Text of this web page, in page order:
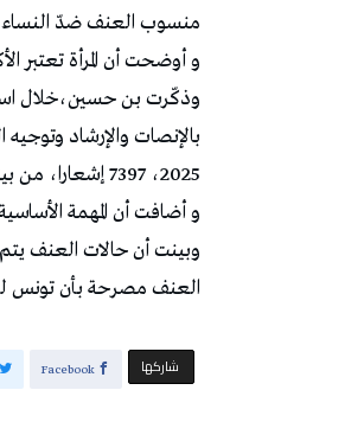
منسوب العنف ضدّ النساء
و أوضحت أن المرأة تعتبر
2025، 7397 إشعارا، من بينها 4485 إشعارا يتعلق بالعنف ضد المرأة.
و أضافت أن المهمة
وبينت أن حالات العنف
العنف مصرحة بأن تونس لديها حاليا 16 مركزا
‫‫ شاركها‬ Facebook